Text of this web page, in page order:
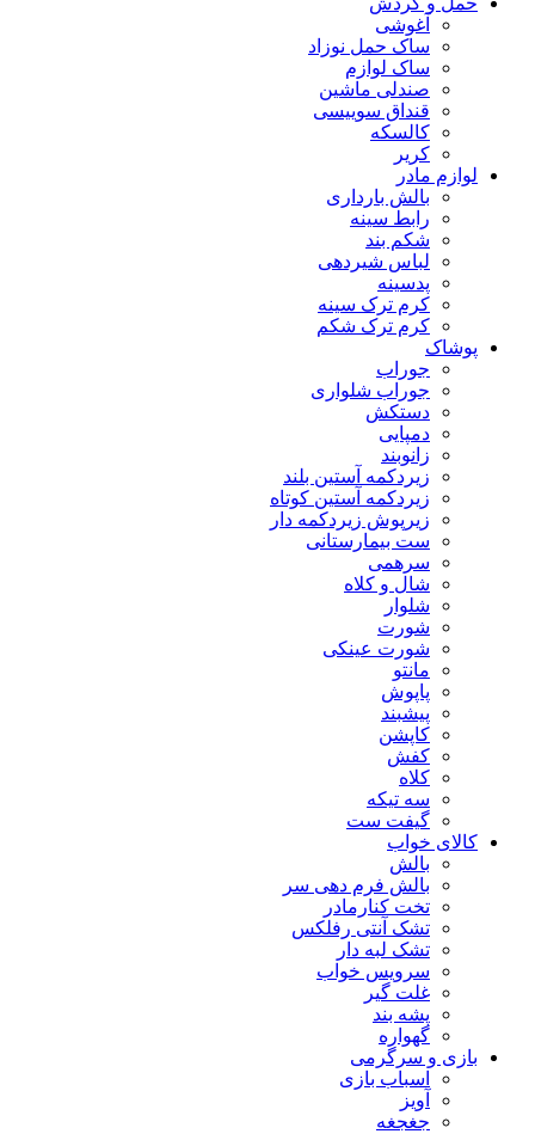
آغوشی
ساک حمل نوزاد
ساک لوازم
صندلی ماشین
قنداق سوییسی
کالسکه
کریر
لوازم مادر
بالش بارداری
رابط سینه
شکم بند
لباس شیردهی
پدسینه
کرم ترک سینه
کرم ترک شکم
پوشاک
جوراب
جوراب شلواری
دستکش
دمپایی
زانوبند
زیردکمه آستین بلند
زیردکمه آستین کوتاه
زیرپوش زیردکمه دار
ست بیمارستانی
سرهمی
شال و کلاه
شلوار
شورت
شورت عینکی
مانتو
پاپوش
پیشبند
کاپشن
کفش
کلاه
سه تیکه
گیفت ست
کالای خواب
بالش
بالش فرم دهی سر
تخت کنارمادر
تشک آنتی رفلکس
تشک لبه دار
سرویس خواب
غلت گیر
پشه بند
گهواره
بازی و سرگرمی
اسباب بازی
آویز
جغجغه